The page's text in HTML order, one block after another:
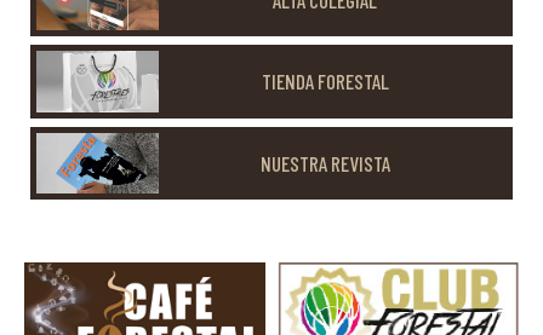
TIENDA FORESTAL
NUESTRA REVISTA